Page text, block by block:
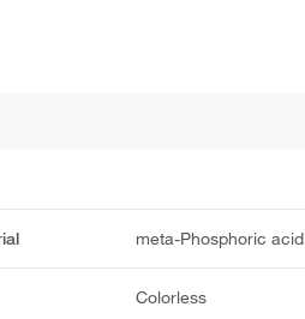
meta-Phosphoric acid
Colorless